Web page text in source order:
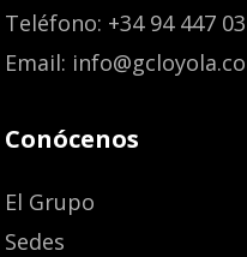
Teléfono: +34 94 447
Email:
Conócenos
El Grupo
Sedes